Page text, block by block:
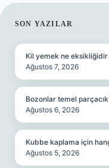
SIDEBAR
SON YAZILAR
Kil yemek ne eksikliğidir
Ağustos 7, 2026
Bozonlar temel parçacık
Ağustos 6, 2026
Kubbe kaplama için
Ağustos 5, 2026